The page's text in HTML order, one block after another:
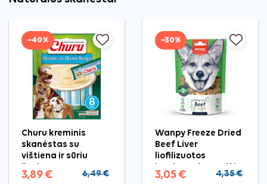
−40%
Churu kreminis
skanėstas su
vištiena ir sūriu
3,89 € 6,49 €
−30%
Wanpy Freeze Dried
Beef Liver
liofilizuotos
skanėstai šunims,
3,05 € 4,35 €